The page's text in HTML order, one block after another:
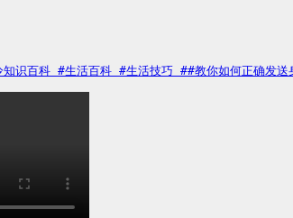
知识百科 #生活百科 #生活技巧 ##教你如何